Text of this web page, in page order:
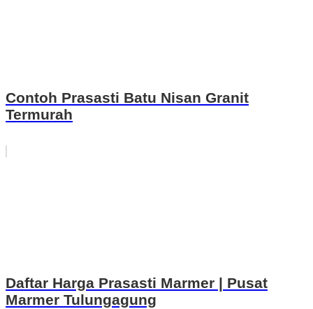
Contoh Prasasti Batu Nisan Granit
Termurah
Daftar Harga Prasasti Marmer | Pusat
Marmer Tulungagung